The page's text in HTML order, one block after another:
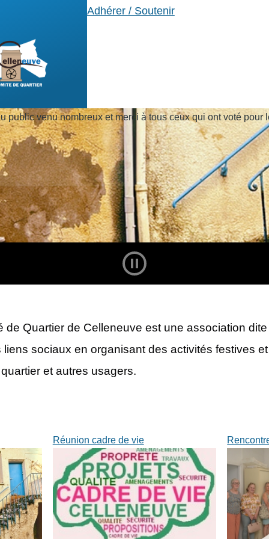
Adhérer / Soutenir
public venu nombreux et merci à tous ceux qui ont voté pour
Play and Stop Slideshow
de Quartier de Celleneuve est une association
sociaux en organisant des activités festives
et autres usagers.
Réunion cadre de vie